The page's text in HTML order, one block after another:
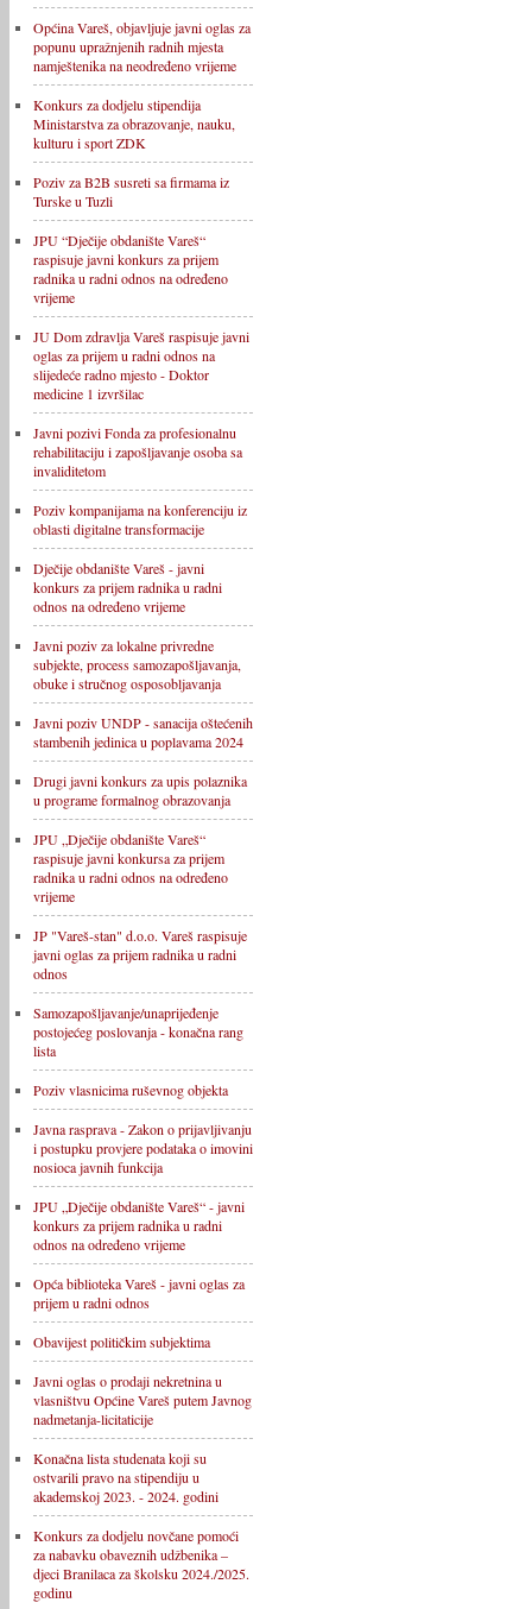
Općina Vareš, objavljuje javni oglas za
popunu upražnjenih radnih mjesta
namještenika na neodređeno vrijeme
Konkurs za dodjelu stipendija
Ministarstva za obrazovanje, nauku,
kulturu i sport ZDK
Poziv za B2B susreti sa firmama iz
Turske u Tuzli
JPU “Dječije obdanište Vareš“
raspisuje javni konkurs za prijem
radnika u radni odnos na određeno
vrijeme
JU Dom zdravlja Vareš raspisuje javni
oglas za prijem u radni odnos na
slijedeće radno mjesto - Doktor
medicine 1 izvršilac
Javni pozivi Fonda za profesionalnu
rehabilitaciju i zapošljavanje osoba sa
invaliditetom
Poziv kompanijama na konferenciju iz
oblasti digitalne transformacije
Dječije obdanište Vareš - javni
konkurs za prijem radnika u radni
odnos na određeno vrijeme
Javni poziv za lokalne privredne
subjekte, process samozapošljavanja,
obuke i stručnog osposobljavanja
Javni poziv UNDP - sanacija oštećenih
stambenih jedinica u poplavama 2024
Drugi javni konkurs za upis polaznika
u programe formalnog obrazovanja
JPU „Dječije obdanište Vareš“
raspisuje javni konkursa za prijem
radnika u radni odnos na određeno
vrijeme
JP "Vareš-stan" d.o.o. Vareš raspisuje
javni oglas za prijem radnika u radni
odnos
Samozapošljavanje/unaprijeđenje
postojećeg poslovanja - konačna rang
lista
Poziv vlasnicima ruševnog objekta
Javna rasprava - Zakon o prijavljivanju
i postupku provjere podataka o imovini
nosioca javnih funkcija
JPU „Dječije obdanište Vareš“ - javni
konkurs za prijem radnika u radni
odnos na određeno vrijeme
Opća biblioteka Vareš - javni oglas za
prijem u radni odnos
Obavijest političkim subjektima
Javni oglas o prodaji nekretnina u
vlasništvu Općine Vareš putem Javnog
nadmetanja-licitaticije
Konačna lista studenata koji su
ostvarili pravo na stipendiju u
akademskoj 2023. - 2024. godini
Konkurs za dodjelu novčane pomoći
za nabavku obaveznih udžbenika –
djeci Branilaca za školsku 2024./2025.
godinu